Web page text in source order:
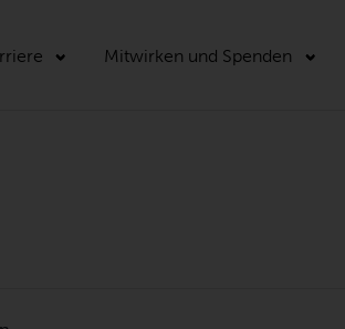
Mitwirken und Spenden